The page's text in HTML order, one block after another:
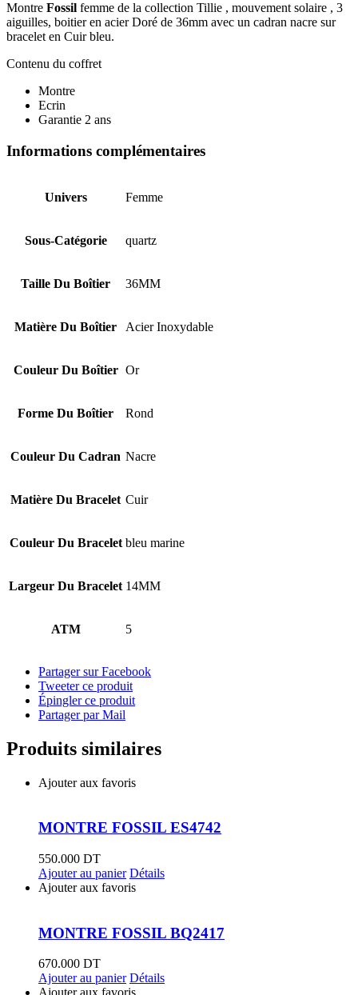
Montre Fossil femme de la collection Tillie , mouvement solaire , 3
aiguilles, boitier en acier Doré de 36mm avec un cadran nacre sur
bracelet en Cuir bleu.
Contenu du coffret
Montre
Ecrin
Garantie 2 ans
Informations complémentaires
Univers Femme
Sous-Catégorie quartz
Taille Du Boîtier 36MM
Matière Du Boîtier Acier Inoxydable
Couleur Du Boîtier Or
Forme Du Boîtier Rond
Couleur Du Cadran Nacre
Matière Du Bracelet Cuir
Couleur Du Bracelet bleu marine
Largeur Du Bracelet 14MM
ATM 5
Partager sur Facebook
Tweeter ce produit
Épingler ce produit
Partager par Mail
Produits similaires
Ajouter aux favoris
MONTRE FOSSIL ES4742
550.000 DT
Ajouter au panier Détails
Ajouter aux favoris
MONTRE FOSSIL BQ2417
670.000 DT
Ajouter au panier Détails